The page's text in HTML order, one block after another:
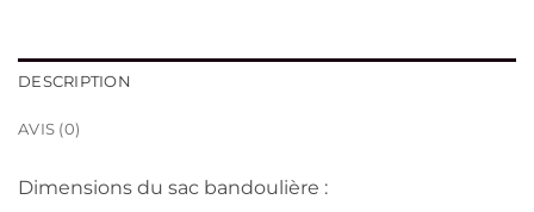
DESCRIPTION
AVIS (0)
Dimensions du sac bandoulière :